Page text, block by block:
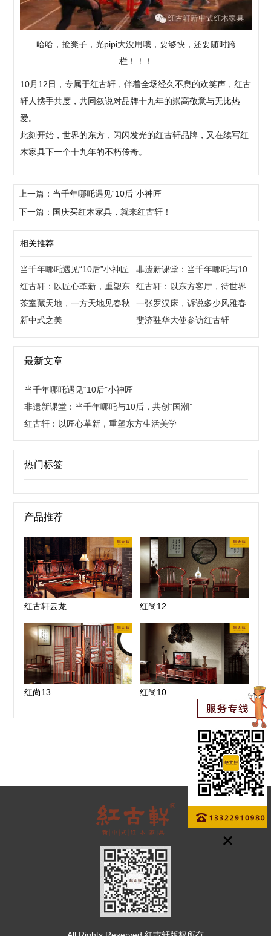
哈哈，抢凳子，光pipi大没用哦，要够快，还要随时跨
栏！！！
10月12日，专属于红古轩，伴着全场经久不息的欢笑声，红古
轩人携手共度，共同叙说对品牌十九年的崇高敬意与无比热
爱。
此刻开始，世界的东方，闪闪发光的红古轩品牌，又在续写红
木家具下一个十九年的不朽传奇。
上一篇：当千年哪吒遇见“10后”小神匠
下一篇：国庆买红木家具，就来红古轩！
相关推荐
当千年哪吒遇见“10后”小神匠
非遗新课堂：当千年哪吒与10
后，共创“国潮”
红古轩：以匠心革新，重塑东
方生活美学
红古轩：以东方客厅，待世界
来宾
茶室藏天地，一方天地见春秋
一张罗汉床，诉说多少风雅春
秋
新中式之美 斐济驻华大使参访红古轩
最新文章
当千年哪吒遇见“10后”小神匠
非遗新课堂：当千年哪吒与10后，共创“国潮”
红古轩：以匠心革新，重塑东方生活美学
热门标签
产品推荐
红古轩云龙 红尚12
红尚13 红尚10